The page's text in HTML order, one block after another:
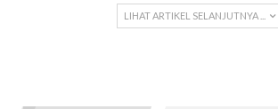
LIHAT ARTIKEL SELANJUTNYA ...